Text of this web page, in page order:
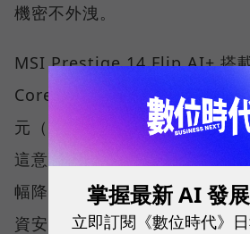
機密不外洩。
MSI Prestige 14 Flip AI+ 搭
Core™ Ultra X7 處理器，擁有
元（NPU），能提供優異的本
這意味著大量運算能透過筆電
幅降低對雲端的依賴，確保企
資安不外洩，同時兼顧資料處
掌握最新 AI 發
立即訂閱《數位時代》